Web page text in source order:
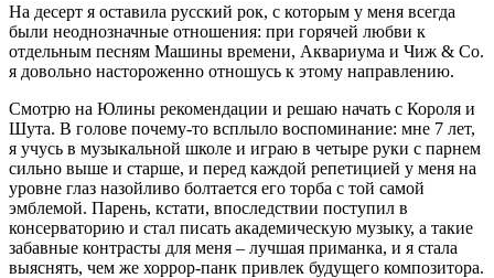
На десерт я оставила русский рок, с которым у меня всегда
были неоднозначные отношения: при горячей любви к
отдельным песням Машины времени, Аквариума и Чиж & Co.
я довольно настороженно отношусь к этому направлению.
Смотрю на Юлины рекомендации и решаю начать с Короля и
Шута. В голове почему-то всплыло воспоминание: мне 7 лет,
я учусь в музыкальной школе и играю в четыре руки с парнем
сильно выше и старше, и перед каждой репетицией у меня на
уровне глаз назойливо болтается его торба с той самой
эмблемой. Парень, кстати, впоследствии поступил в
консерваторию и стал писать академическую музыку, а такие
забавные контрасты для меня – лучшая приманка, и я стала
выяснять, чем же хоррор-панк привлек будущего композитора.